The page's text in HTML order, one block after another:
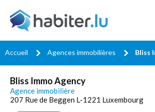
Accueil Agences immobilières Bliss
Bliss Immo Agency
Agence immobilière
207 Rue de Beggen L-1221 Luxembourg